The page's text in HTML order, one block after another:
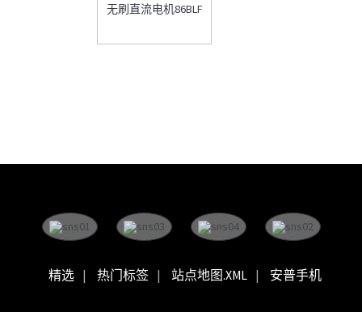
无刷直流电机86BLF
精选 热门标签 站点地图.XML 安普手机